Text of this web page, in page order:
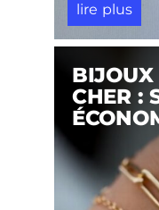
lire plus
BIJOUX
CHER :